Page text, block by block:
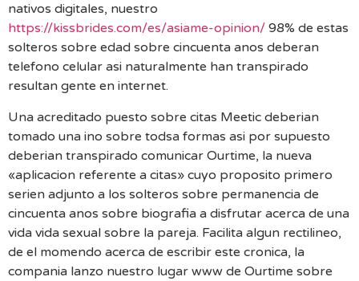
nativos digitales, nuestro
https://kissbrides.com/es/asiame-opinion/ 98% de estas
solteros sobre edad sobre cincuenta anos deberan
telefono celular asi naturalmente han transpirado
resultan gente en internet.
Una acreditado puesto sobre citas Meetic deberian
tomado una ino sobre todsa formas asi por supuesto
deberian transpirado comunicar Ourtime, la nueva
«aplicacion referente a citas» cuyo proposito primero
serien adjunto a los solteros sobre permanencia de
cincuenta anos sobre biografia a disfrutar acerca de una
vida vida sexual sobre la pareja. Facilita algun rectilineo,
de el momendo acerca de escribir este cronica, la
compania lanzo nuestro lugar www de Ourtime sobre